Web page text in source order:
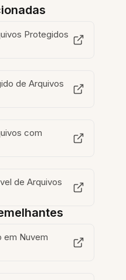
Protegidos
de Arquivos
com
de Arquivos
em Nuvem